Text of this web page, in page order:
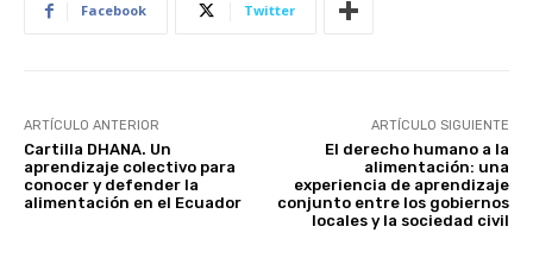
Facebook Twitter
ARTÍCULO ANTERIOR
Cartilla DHANA. Un
aprendizaje colectivo para
conocer y defender la
alimentación en el Ecuador
ARTÍCULO SIGUIENTE
El derecho humano a la
alimentación: una
experiencia de aprendizaje
conjunto entre los gobiernos
locales y la sociedad civil